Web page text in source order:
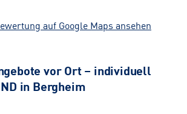
auf Google Maps ansehen
vor Ort – individuell
in Bergheim